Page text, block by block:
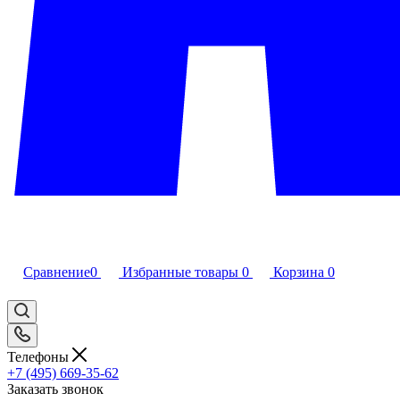
Сравнение0 Избранные товары 0 Корзина 0
Телефоны
+7 (495) 669-35-62
Заказать звонок